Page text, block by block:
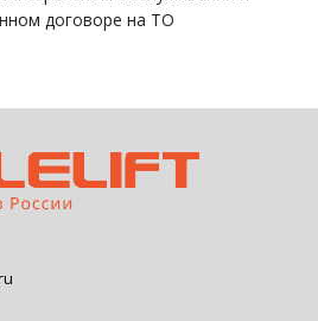
договоре на ТО